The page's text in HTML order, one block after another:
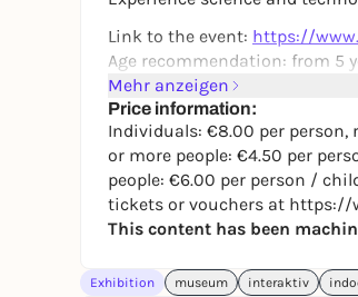
Link to the event: https://
Age recommendation: from 5
Mehr anzeigen
Price information:
Individuals: €8.00 per person,
or more people: €4.50 per
people: €6.00 per person /
tickets or vouchers at
This content has been
Exhibition museum interaktiv